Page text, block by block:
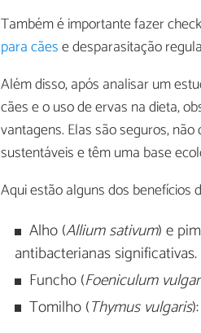
Também é importante fazer
para cãese desparasitação
Além disso, após analisar um
cães e o uso de ervas na dieta,
vantagens. Elas são seguros,
sustentáveis e têm uma base
Aqui estão alguns dos benefícios
Alho (Allium sativum) e
antibacterianas significativas.
Funcho (Foeniculum
Tomilho (Thymus vulgaris